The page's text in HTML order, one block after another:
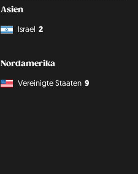
Asien
Israel 2
Nordamerika
Vereinigte Staaten 9